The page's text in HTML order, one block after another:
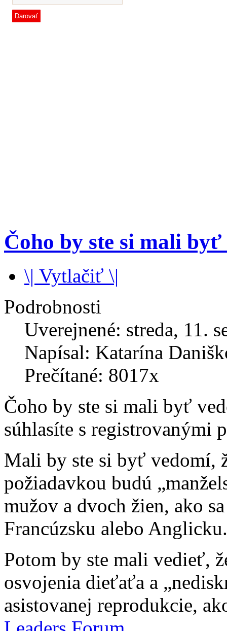
Čoho by ste si mali byť
\| Vytlačiť \|
Podrobnosti
Uverejnené: streda, 11.
Napísal: Katarína
Prečítané: 8017x
Čoho by ste si mali byť
súhlasíte s registrovanými
Mali by ste si byť vedomí,
požiadavkou budú
mužov a dvoch žien, ako
Francúzsku alebo Anglicku.
Potom by ste mali vedieť,
osvojenia dieťaťa a
asistovanej reprodukcie,